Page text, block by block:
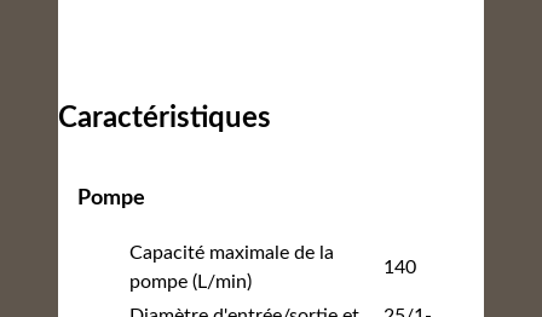
Caractéristiques
Pompe
Capacité maximale de la
pompe (L/min)
140